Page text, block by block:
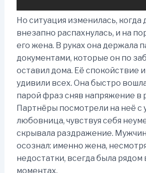
Но ситуация изменилась, когда
внезапно распахнулась, и на
его жена. В руках она держала
документами, которые он по
оставил дома. Её спокойствие
удивили всех. Она быстро
парой фраз сняв напряжение в
Партнёры посмотрели на неё с
любовница, чувствуя себя
скрывала раздражение.
осознал: именно жена,
недостатки, всегда была
моментах.